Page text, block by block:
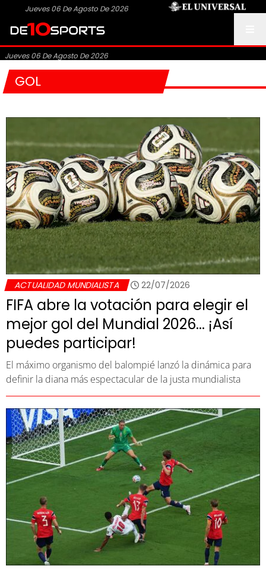
Jueves 06 De Agosto De 2026
Jueves 06 De Agosto De 2026
GOL
ACTUALIDAD MUNDIALISTA 22/07/2026
FIFA abre la votación para elegir el
mejor gol del Mundial 2026... ¡Así
puedes participar!
El máximo organismo del balompié lanzó la dinámica para
definir la diana más espectacular de la justa mundialista